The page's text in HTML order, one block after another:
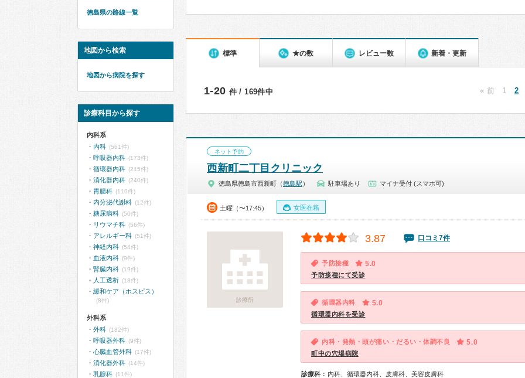
標準 ★の数 レビュー数 新着・更新
1-20 件 / 169件中 « 前 1 2
ネット予約
西新町二丁目クリニック
徳島県徳島市西新町（徳島駅 ） 駐車場あり マイナ受付 (スマホ可)
土曜（〜17:45） 女医在籍
診療所
3.87 口コミ7件
予防接種 5.0
予防接種にて受診
循環器内科 5.0
循環器内科を受診
内科・発熱・頭が痛い・だるい・体調不良 5.0
町中の穴場病院
診療科： 内科、循環器内科、皮膚科、美容皮膚科
徳島県の路線一覧
地図から検索
地図から病院を探す
診療科目から探す
内科系
内科 (561件)
呼吸器内科 (173件)
循環器内科 (215件)
消化器内科 (240件)
胃腸科 (110件)
内分泌代謝科 (12件)
糖尿病科 (50件)
リウマチ科 (56件)
アレルギー科 (51件)
神経内科 (54件)
血液内科 (9件)
腎臓内科 (19件)
人工透析 (18件)
緩和ケア（ホスピス）
(8件)
外科系
外科 (182件)
呼吸器外科 (9件)
心臓血管外科 (17件)
消化器外科 (14件)
乳腺科 (11件)